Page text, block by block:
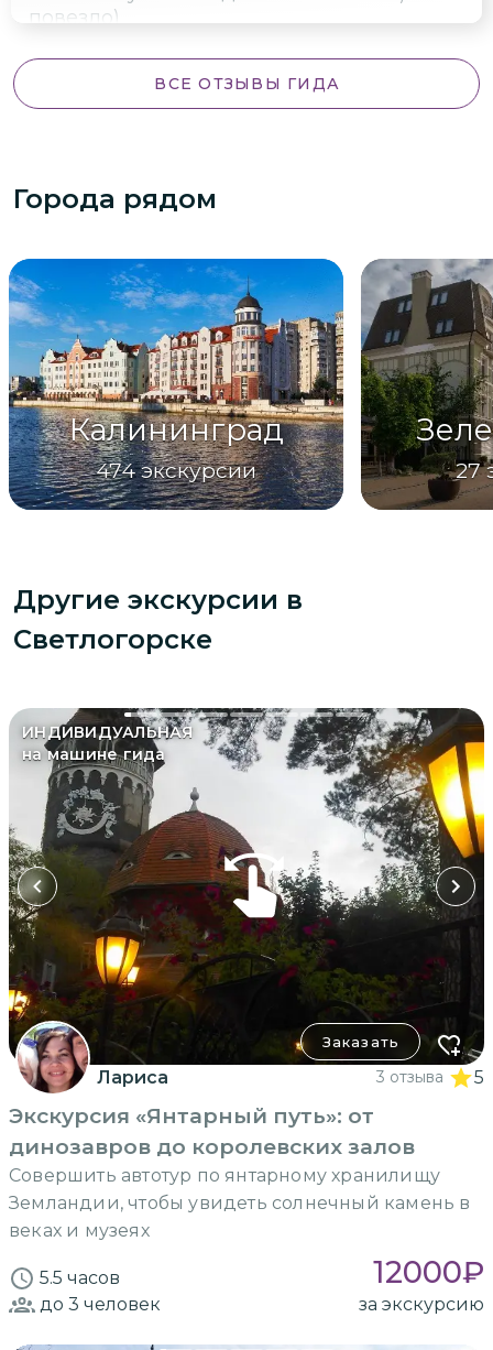
повезло)
ВСЕ ОТЗЫВЫ ГИДА
Города рядом
Калининград
474 экскурсии 27
Другие экскурсии в
Светлогорске
ИНДИВИДУАЛЬНАЯ
на машине гида
Заказать
Лариса 3 отзыва 5
Экскурсия «Янтарный путь»: от
динозавров до королевских залов
Совершить автотур по янтарному хранилищу
Земландии, чтобы увидеть солнечный камень в
веках и музеях
5.5 часов 12000₽
до 3 человек за экскурсию